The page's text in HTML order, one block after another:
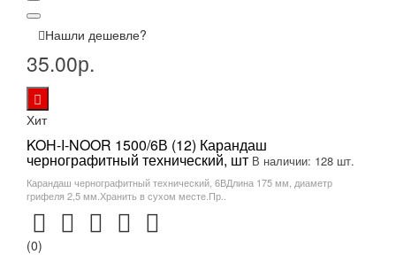
Нашли дешевле?
35.00р.
Хит
KOH-I-NOOR 1500/6В (12) Карандаш
чернографитный технический, шт В наличии: 128 шт.
Карандаш чернографитный технический, 6ВДлина 175 мм, диаметр
грифеля 2,5 мм.Хранить в сухом месте.Пр..
(0)